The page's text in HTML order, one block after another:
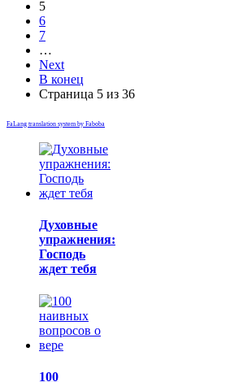
5
6
7
…
Next
В конец
Страница 5 из 36
FaLang translation system by Faboba
Духовные
упражнения:
Господь
ждет тебя
100